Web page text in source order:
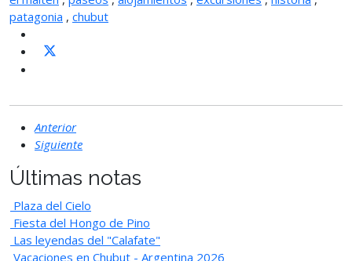
patagonia , chubut
Anterior
Siguiente
Últimas notas
Plaza del Cielo
Fiesta del Hongo de Pino
Las leyendas del "Calafate"
Vacaciones en Chubut - Argentina 2026